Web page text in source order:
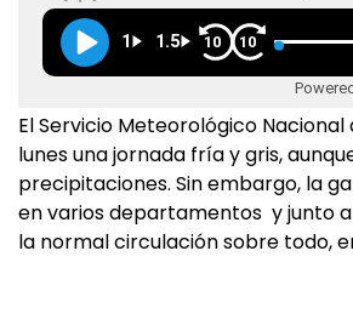
1 1.5 10 10
El Servicio Meteorológico
lunes una jornada fría y gris,
precipitaciones. Sin embargo, la
en varios departamentos y junto
la normal circulación sobre todo,